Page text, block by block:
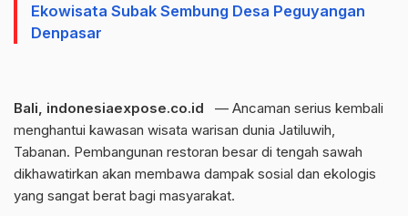
Ekowisata Subak Sembung Desa Peguyangan
Denpasar
Bali, indonesiaexpose.co.id — Ancaman serius kembali
menghantui kawasan wisata warisan dunia Jatiluwih,
Tabanan. Pembangunan restoran besar di tengah sawah
dikhawatirkan akan membawa dampak sosial dan ekologis
yang sangat berat bagi masyarakat.